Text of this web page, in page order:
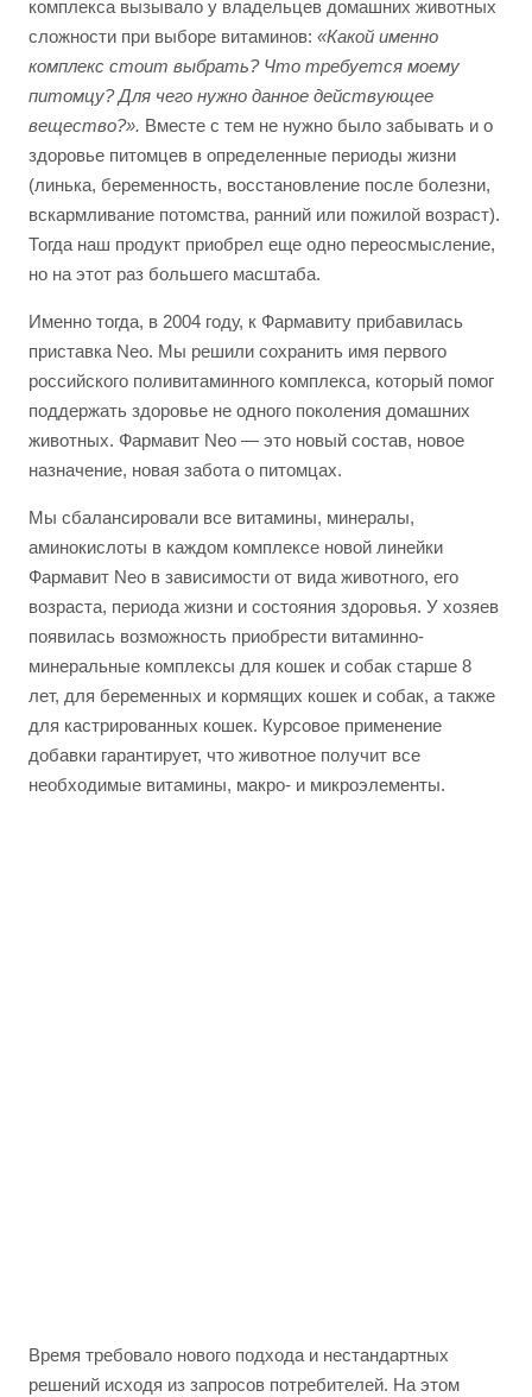
комплекса вызывало у владельцев домашних животных
сложности при выборе витаминов: «Какой именно
комплекс стоит выбрать? Что требуется моему
питомцу? Для чего нужно данное действующее
вещество?». Вместе с тем не нужно было забывать и о
здоровье питомцев в определенные периоды жизни
(линька, беременность, восстановление после болезни,
вскармливание потомства, ранний или пожилой возраст).
Тогда наш продукт приобрел еще одно переосмысление,
но на этот раз большего масштаба.
Именно тогда, в 2004 году, к Фармавиту прибавилась
приставка Neo. Мы решили сохранить имя первого
российского поливитаминного комплекса, который помог
поддержать здоровье не одного поколения домашних
животных. Фармавит Neo — это новый состав, новое
назначение, новая забота о питомцах.
Мы сбалансировали все витамины, минералы,
аминокислоты в каждом комплексе новой линейки
Фармавит Neo в зависимости от вида животного, его
возраста, периода жизни и состояния здоровья. У хозяев
появилась возможность приобрести витаминно-
минеральные комплексы для кошек и собак старше 8
лет, для беременных и кормящих кошек и собак, а также
для кастрированных кошек. Курсовое применение
добавки гарантирует, что животное получит все
необходимые витамины, макро- и микроэлементы.
Время требовало нового подхода и нестандартных
решений исходя из запросов потребителей. На этом